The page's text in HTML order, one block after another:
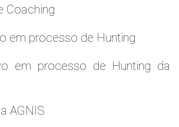
Coaching
em processo de Hunting
em processo de Hunting da
AGNIS